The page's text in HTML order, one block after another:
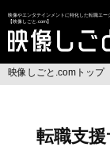
映像やエンタテインメントに特化した転職エー
【映像しごと.com】
映像しごと.comトップ
転職支援